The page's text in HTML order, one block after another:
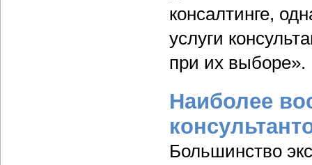
консалтинге,
услуги
при их выборе».
Наиболее
Большинство